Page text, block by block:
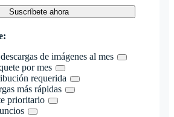
Suscríbete ahora
de imágenes al mes
por mes
requerida
más rápidas
prioritario